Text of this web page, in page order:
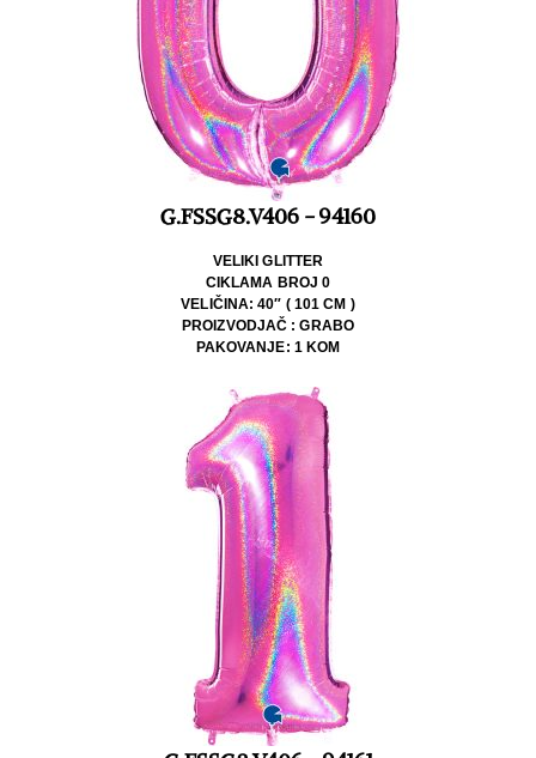
G.FSSG8.V406 - 94160
VELIKI GLITTER
CIKLAMA BROJ 0
VELIČINA: 40″ ( 101 CM )
PROIZVODJAČ : GRABO
PAKOVANJE: 1 KOM